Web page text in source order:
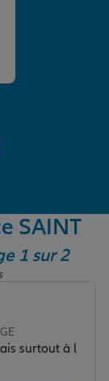
SAINT
1 sur 2
surtout à l